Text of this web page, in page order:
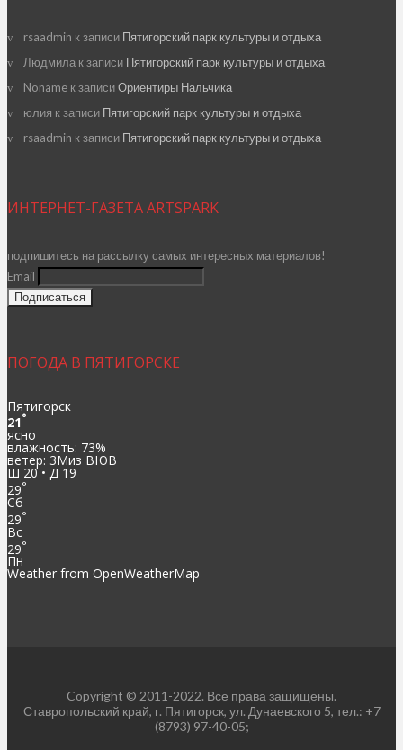
rsaadmin к записи Пятигорский парк культуры и отдыха
Людмила к записи Пятигорский парк культуры и отдыха
Noname к записиОриентиры Нальчика
юлия к записи Пятигорский парк культуры и отдыха
rsaadmin к записи Пятигорский парк культуры и отдыха
ИНТЕРНЕТ-ГАЗЕТА ARTSPARK
подпишитесь на рассылку самых интересных материалов!
Email
ПОГОДА В ПЯТИГОРСКЕ
Пятигорск
21°
ясно
влажность: 73%
ветер: 3Миз ВЮВ
Ш 20 • Д 19
29°
Сб
29°
Вс
29°
Пн
Weather from OpenWeatherMap
Copyright © 2011-2022. Все права защищены.
Ставропольский край, г. Пятигорск, ул. Дунаевского 5, тел.: +7
(8793) 97-40-05;